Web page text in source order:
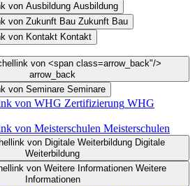
Ausbildung
Zukunft Bau
Kontakt
arrow_back"/>
arrow_back
Seminare
WHG
Meisterschulen
Digitale
Weiterbildung
Weitere
Informationen